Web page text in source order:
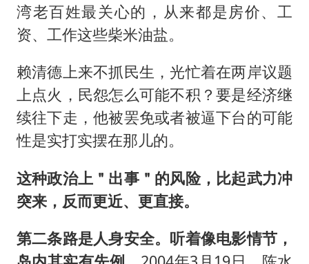
湾老百姓最关心的，从来都是房价、工
资、工作这些柴米油盐。
赖清德上来不抓民生，光忙着在两岸议题
上点火，民怨怎么可能不积？要是经济继
续往下走，他被罢免或者被逼下台的可能
性是实打实摆在那儿的。
这种政治上＂出事＂的风险，比起武力冲
突来，反而更近、更直接。
第二条路是人身安全。听着像电影情节，